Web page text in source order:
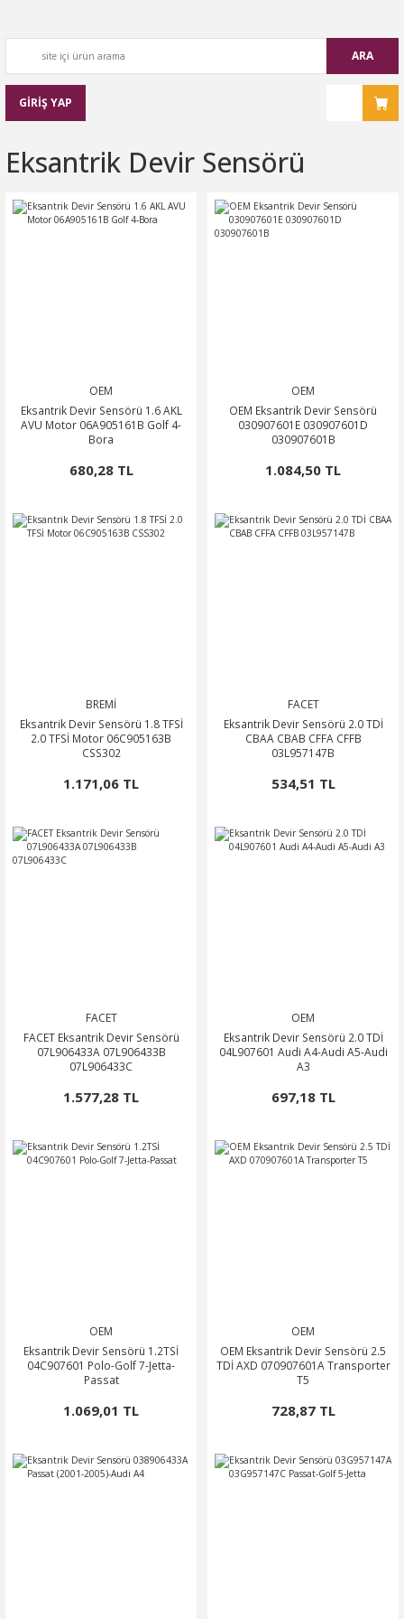
ARA
GİRİŞ YAP
Eksantrik Devir Sensörü
OEM
Eksantrik Devir Sensörü 1.6 AKL
AVU Motor 06A905161B Golf 4-
Bora
680,28 TL
OEM
OEM Eksantrik Devir Sensörü
030907601E 030907601D
030907601B
1.084,50 TL
BREMİ
Eksantrik Devir Sensörü 1.8 TFSİ
2.0 TFSİ Motor 06C905163B
CSS302
1.171,06 TL
FACET
Eksantrik Devir Sensörü 2.0 TDİ
CBAA CBAB CFFA CFFB
03L957147B
534,51 TL
FACET
FACET Eksantrik Devir Sensörü
07L906433A 07L906433B
07L906433C
1.577,28 TL
OEM
Eksantrik Devir Sensörü 2.0 TDİ
04L907601 Audi A4-Audi A5-Audi
A3
697,18 TL
OEM
Eksantrik Devir Sensörü 1.2TSİ
04C907601 Polo-Golf 7-Jetta-
Passat
1.069,01 TL
OEM
OEM Eksantrik Devir Sensörü 2.5
TDİ AXD 070907601A Transporter
T5
728,87 TL